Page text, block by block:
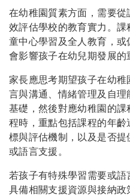
在幼稚園質素方面，需要
效評估學校的教育實力。
童中心學習及全人教育，或
會影響孩子在幼兒期發展的
家長應思考期望孩子在幼
言與溝通、情緒管理及自
基礎，然後對應幼稚園的
程時，重點包括課程的年
標與評估機制，以及是否
或語言支援。
若孩子有特殊學習需要或
具備相關支援資源與接納政